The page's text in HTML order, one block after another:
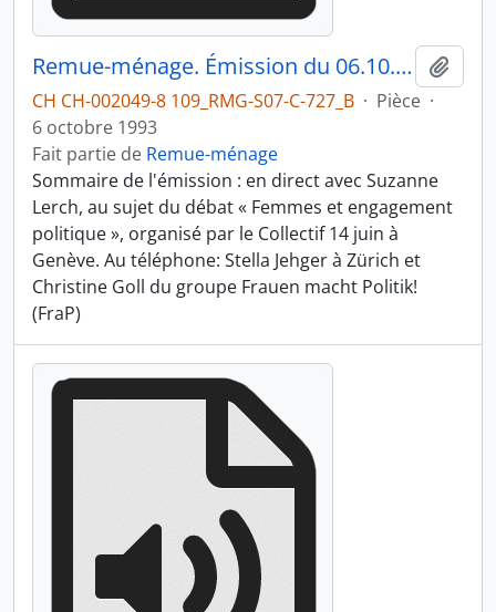
Remue-ménage. Émission du 06.10.1993 2/4
CH CH-002049-8 109_RMG-S07-C-727_B · Pièce ·
6 octobre 1993
Fait partie de Remue-ménage
Sommaire de l'émission : en direct avec Suzanne
Lerch, au sujet du débat « Femmes et engagement
politique », organisé par le Collectif 14 juin à
Genève. Au téléphone: Stella Jehger à Zürich et
Christine Goll du groupe Frauen macht Politik!
(FraP)